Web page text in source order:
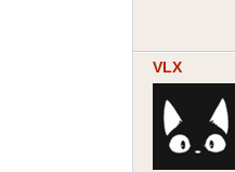
VLX